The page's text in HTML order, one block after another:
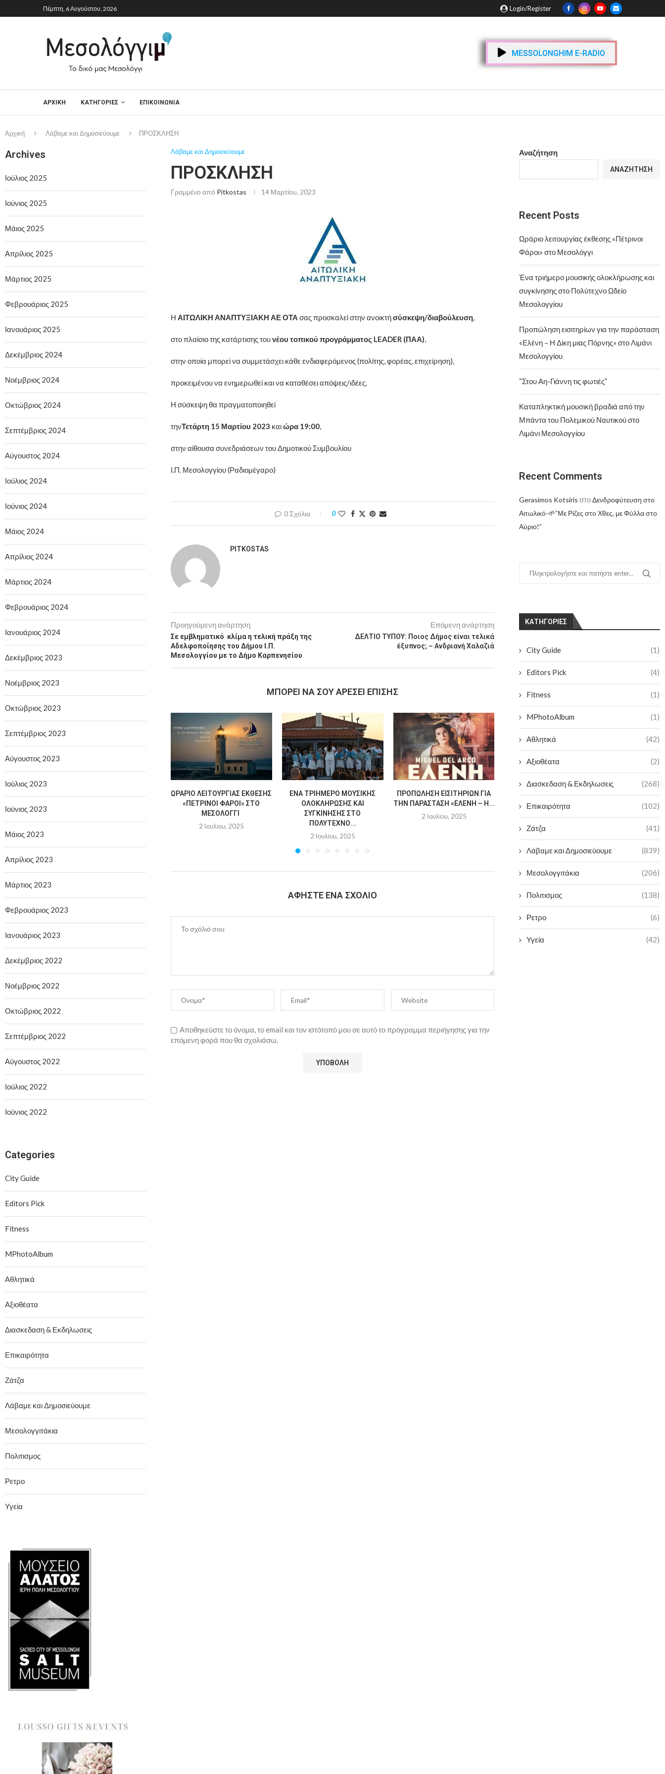
Πέμπτη, 6 Αυγούστου, 2026 Login/Register
MESSOLONGHIM E-RADIO
ΑΡΧΙΚΉ ΚΑΤΗΓΟΡΙΕΣ ΕΠΙΚΟΙΝΩΝΙΑ
Αρχική Λάβαμε και Δημοσιεύουμε ΠΡΟΣΚΛΗΣΗ
Λάβαμε και Δημοσιεύουμε
ΠΡΟΣΚΛΗΣΗ
Γραμμένο από Pitkostas 14 Μαρτίου, 2023
Η ΑΙΤΩΛΙΚΗ ΑΝΑΠΤΥΞΙΑΚΗ ΑΕ ΟΤΑ σας προσκαλεί στην ανοικτήσύσκεψη/διαβούλευση,
στο πλαίσιο της κατάρτισης τουνέου τοπικού προγράμματος LEADER(ΠΑΑ),
στην οποία μπορεί να συμμετάσχει κάθε ενδιαφερόμενος (πολίτης, φορέας, επιχείρηση),
προκειμένου να ενημερωθεί και να καταθέσει απόψεις/ιδέες.
Η σύσκεψη θα πραγματοποιηθεί
τηνΤετάρτη 15 Μαρτίου 2023 καιώρα 19:00,
στην αίθουσα συνεδριάσεων του Δημοτικού Συμβουλίου
Ι.Π. Μεσολογγίου (Ραδιομέγαρο)
0 Σχόλια 0
PITKOSTAS
Προηγούμενη ανάρτηση
Σε εμβληματικό κλίμα η τελική πράξη της
Αδελφοποίησης του Δήμου Ι.Π.
Μεσολογγίου με το Δήμο Καρπενησίου
Επόμενη ανάρτηση
ΔΕΛΤΙΟ ΤΥΠΟΥ: Ποιος Δήμος είναι τελικά
έξυπνος; – Ανδριανή Χαλαζιά
MΠΟΡΕΊ ΝΑ ΣΟΥ ΑΡΈΣΕΙ ΕΠΊΣΗΣ
ΩΡΆΡΙΟ ΛΕΙΤΟΥΡΓΊΑΣ ΈΚΘΕΣΗΣ
«ΠΈΤΡΙΝΟΙ ΦΆΡΟΙ» ΣΤΟ
ΜΕΣΟΛΌΓΓΙ
2 Ιουλίου, 2025
ΈΝΑ ΤΡΙΉΜΕΡΟ ΜΟΥΣΙΚΉΣ
ΟΛΟΚΛΉΡΩΣΗΣ ΚΑΙ
ΣΥΓΚΊΝΗΣΗΣ ΣΤΟ
ΠΟΛΎΤΕΧΝΟ...
2 Ιουλίου, 2025
ΠΡΟΠΏΛΗΣΗ ΕΙΣΙΤΗΡΊΩΝ ΓΙΑ
ΤΗΝ ΠΑΡΆΣΤΑΣΗ «ΕΛΈΝΗ – Η...
2 Ιουλίου, 2025
“ΣΤΟΥ ΑΗ-ΓΙΆΝΝΗ ΤΙΣ
ΦΩΤΙΈΣ”
2 Ιουλίου, 2025
ΒΡΑΔΙΆ
2
ΑΦΉΣΤΕ ΈΝΑ ΣΧΌΛΙΟ
Αποθηκεύστε το όνομα, το email και τον ιστότοπό μου σε αυτό το πρόγραμμα περιήγησης για την
επόμενη φορά που θα σχολιάσω.
Αναζήτηση
ΑΝΑΖΉΤΗΣΗ
Recent Posts
Ωράριο λειτουργίας έκθεσης «Πέτρινοι
Φάροι» στο Μεσολόγγι
Ένα τριήμερο μουσικής ολοκλήρωσης και
συγκίνησης στο Πολύτεχνο Ωδείο
Μεσολογγίου
Προπώληση εισιτηρίων για την παράσταση
«Ελένη – Η Δίκη μιας Πόρνης» στο Λιμάνι
Μεσολογγίου
“Στου Αη-Γιάννη τις φωτιές”
Καταπληκτική μουσική βραδιά από την
Μπάντα του Πολεμικού Ναυτικού στο
Λιμάνι Μεσολογγίου
Recent Comments
Gerasimos Kotsiris στοΔενδροφύτευση στο
Αιτωλικό-🌱”Με Ρίζες στο Χθες, με Φύλλα στο
Αύριο!”
KΑΤΗΓΟΡΊΕΣ
City Guide (1)
Editors Pick (4)
Fitness (1)
MPhotoAlbum (1)
Αθλητικά (42)
Αξιοθέατα (2)
Διασκεδαση & Εκδηλωσεις (268)
Επικαιρότητα (102)
Ζάτζα (41)
Λάβαμε και Δημοσιεύουμε (839)
Μεσολογγιτάκια (206)
Πολιτισμος (138)
Ρετρο (6)
Υγεία (42)
Archives
Ιούλιος 2025
Ιούνιος 2025
Μάιος 2025
Απρίλιος 2025
Μάρτιος 2025
Φεβρουάριος 2025
Ιανουάριος 2025
Δεκέμβριος 2024
Νοέμβριος 2024
Οκτώβριος 2024
Σεπτέμβριος 2024
Αύγουστος 2024
Ιούλιος 2024
Ιούνιος 2024
Μάιος 2024
Απρίλιος 2024
Μάρτιος 2024
Φεβρουάριος 2024
Ιανουάριος 2024
Δεκέμβριος 2023
Νοέμβριος 2023
Οκτώβριος 2023
Σεπτέμβριος 2023
Αύγουστος 2023
Ιούλιος 2023
Ιούνιος 2023
Μάιος 2023
Απρίλιος 2023
Μάρτιος 2023
Φεβρουάριος 2023
Ιανουάριος 2023
Δεκέμβριος 2022
Νοέμβριος 2022
Οκτώβριος 2022
Σεπτέμβριος 2022
Αύγουστος 2022
Ιούλιος 2022
Ιούνιος 2022
Categories
City Guide
Editors Pick
Fitness
MPhotoAlbum
Αθλητικά
Αξιοθέατα
Διασκεδαση & Εκδηλωσεις
Επικαιρότητα
Ζάτζα
Λάβαμε και Δημοσιεύουμε
Μεσολογγιτάκια
Πολιτισμος
Ρετρο
Υγεία